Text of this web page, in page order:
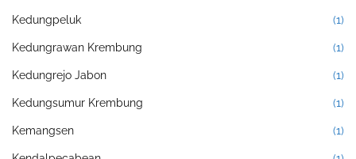
Kedungpeluk (1)
Kedungrawan Krembung (1)
Kedungrejo Jabon (1)
Kedungsumur Krembung (1)
Kemangsen (1)